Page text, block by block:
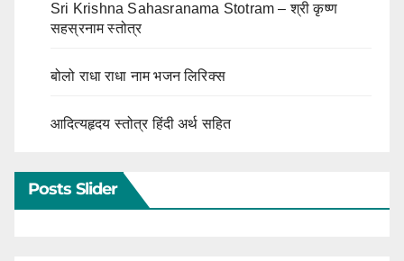
Sri Krishna Sahasranama Stotram – श्री कृष्ण
सहस्रनाम स्तोत्र
बोलो राधा राधा नाम भजन लिरिक्स
आदित्यहृदय स्तोत्र हिंदी अर्थ सहित
Posts Slider